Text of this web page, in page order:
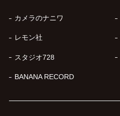
カメラのナニワ
レモン社
スタジオ728
BANANA RECORD